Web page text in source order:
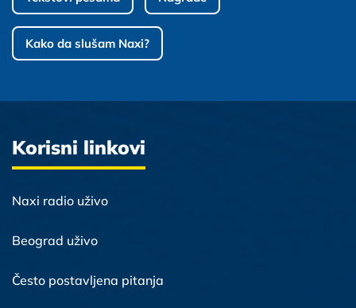
Kako da slušam Naxi?
Korisni linkovi
Naxi radio uživo
Beograd uživo
Često postavljena pitanja